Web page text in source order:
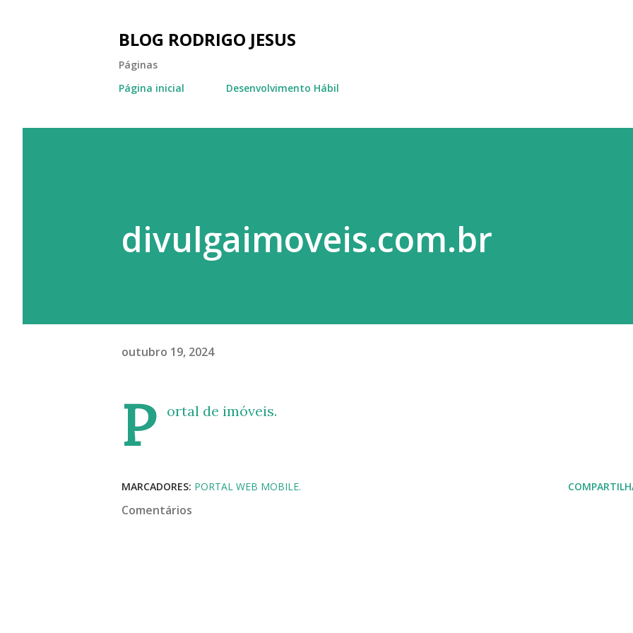
BLOG RODRIGO JESUS
Páginas
Página inicial
Desenvolvimento Hábil
divulgaimoveis.com.br
outubro 19, 2024
P ortal de imóveis.
MARCADORES: PORTAL WEB MOBILE.
Comentários